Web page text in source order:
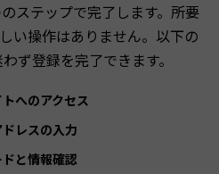
ステップで完了します。所要
い操作はありません。以下の
ず登録を完了できます。
へのアクセス
レスの入力
と情報確認